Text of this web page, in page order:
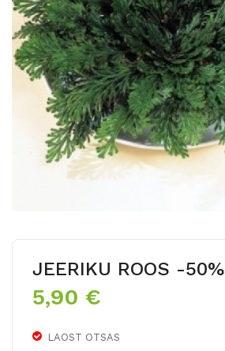
JEERIKU ROOS -50%
5,90 €
LAOST OTSAS